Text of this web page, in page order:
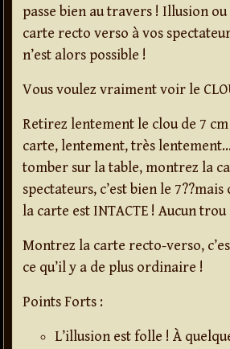
passe bien au travers ! Illusion
carte recto verso à vos
n’est alors possible !
Vous voulez vraiment voir le
Retirez lentement le clou de 7
carte, lentement, très
tomber sur la table, montrez la
spectateurs, c’est bien le
la carte est INTACTE ! Aucun
Montrez la carte recto-verso,
ce qu’il y a de plus ordinaire !
Points Forts :
L’illusion est folle ! À